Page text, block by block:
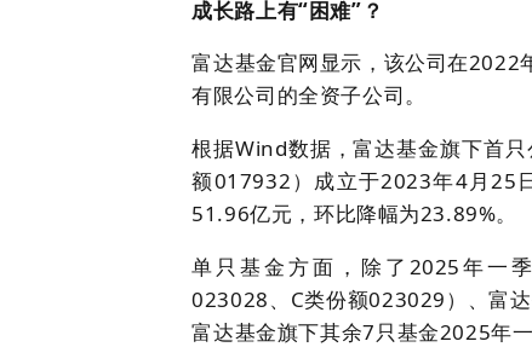
成长路上有“困难”？
富达基金官网显示，该公司在2022
有限公司的全资子公司。
根据Wind数据，富达基金旗下首
额017932）成立于2023年4月25
51.96亿元，环比降幅为23.89%。
单只基金方面，除了2025年一
023028、C类份额023029）、富
富达基金旗下其余7只基金2025年